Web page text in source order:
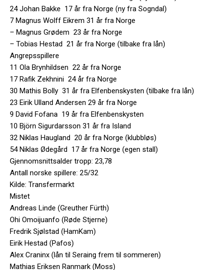
24 Johan Bakke 17 år fra Norge (ny fra Sogndal)
7 Magnus Wolff Eikrem 31 år fra Norge
– Magnus Grødem 23 år fra Norge
– Tobias Hestad 21 år fra Norge (tilbake fra lån)
Angrepsspillere
11 Ola Brynhildsen 22 år fra Norge
17 Rafik Zekhnini 24 år fra Norge
30 Mathis Bolly 31 år fra Elfenbenskysten (tilbake fra lån)
23 Eirik Ulland Andersen 29 år fra Norge
9 David Fofana 19 år fra Elfenbenskysten
10 Björn Sigurdarsson 31 år fra Island
32 Niklas Haugland 20 år fra Norge (klubbløs)
54 Niklas Ødegård 17 år fra Norge (egen stall)
Gjennomsnittsalder tropp: 23,78
Antall norske spillere: 25/32
Kilde: Transfermarkt
Mistet
Andreas Linde (Greuther Fürth)
Ohi Omoijuanfo (Røde Stjerne)
Fredrik Sjølstad (HamKam)
Eirik Hestad (Pafos)
Alex Craninx (lån til Seraing frem til sommeren)
Mathias Eriksen Ranmark (Moss)